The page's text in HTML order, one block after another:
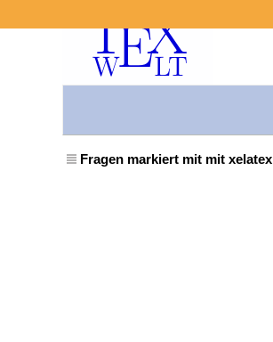
Fragen markiert mit mit xelatex